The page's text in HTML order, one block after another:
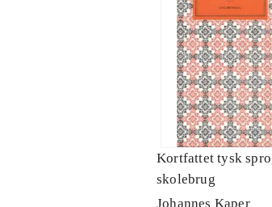
Kortfattet tysk
skolebrug
Johannes Kaper